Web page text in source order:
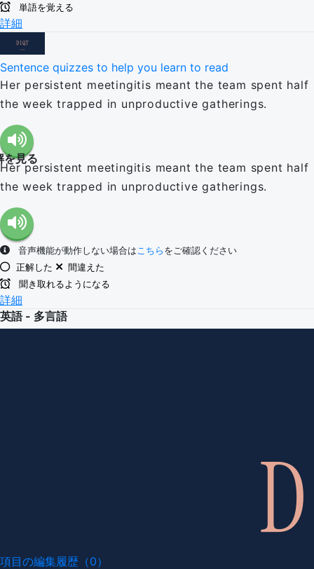
単語を覚える
詳細
Sentence quizzes to help you learn to read
Her persistent meetingitis meant the team spent half
the week trapped in unproductive gatherings.
を見る
Her persistent meetingitis meant the team spent half
the week trapped in unproductive gatherings.
音声機能が動作しない場合はこちら をご確認ください
正解した
間違えた
聞き取れるようになる
詳細
英語 - 多言語
項目の編集履歴（0）